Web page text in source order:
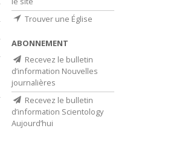
Trouver une Église
ABONNEMENT
Recevez le bulletin
d’information Nouvelles
journalières
Recevez le bulletin
d’information Scientology
Aujourd’hui